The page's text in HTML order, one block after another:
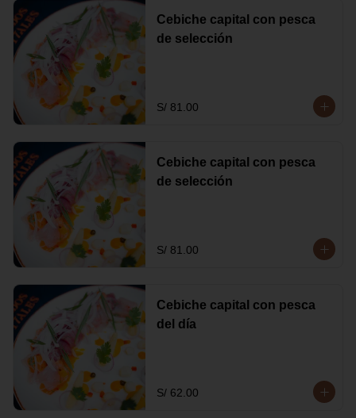
Cebiche capital con pesca
de selección
S/ 81.00
Cebiche capital con pesca
de selección
S/ 81.00
Cebiche capital con pesca
del día
S/ 62.00